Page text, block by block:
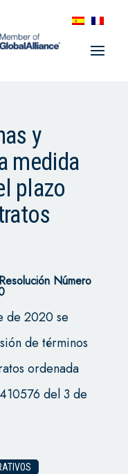
y
medida
plazo
Número
de 2020 se
de términos
ordenada
del 3 de